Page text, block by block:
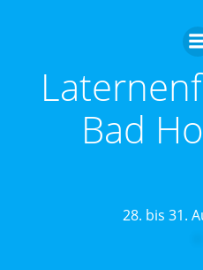
Bad
28. bis 31.